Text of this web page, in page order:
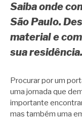
Saiba onde
São Paulo.
material e
sua residência.
Procurar por um
uma jornada que
importante
mas também uma